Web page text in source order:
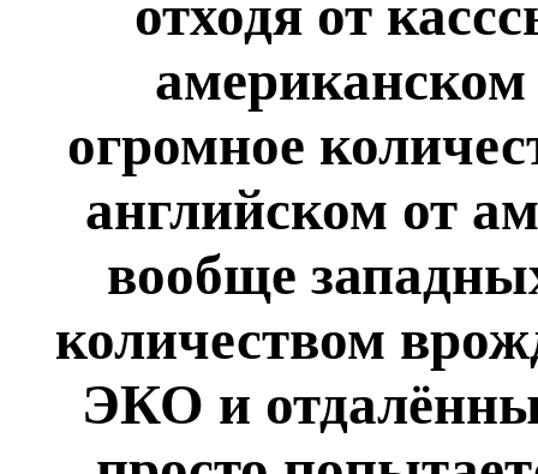
отходя от
огромное
английском от
вообще
количеством
ЭКО и